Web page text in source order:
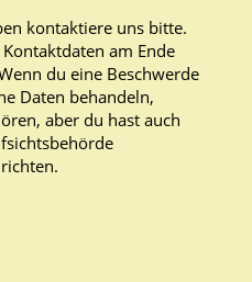
kontaktiere uns bitte.
am Ende
du eine Beschwerde
Daten behandeln,
aber du hast auch